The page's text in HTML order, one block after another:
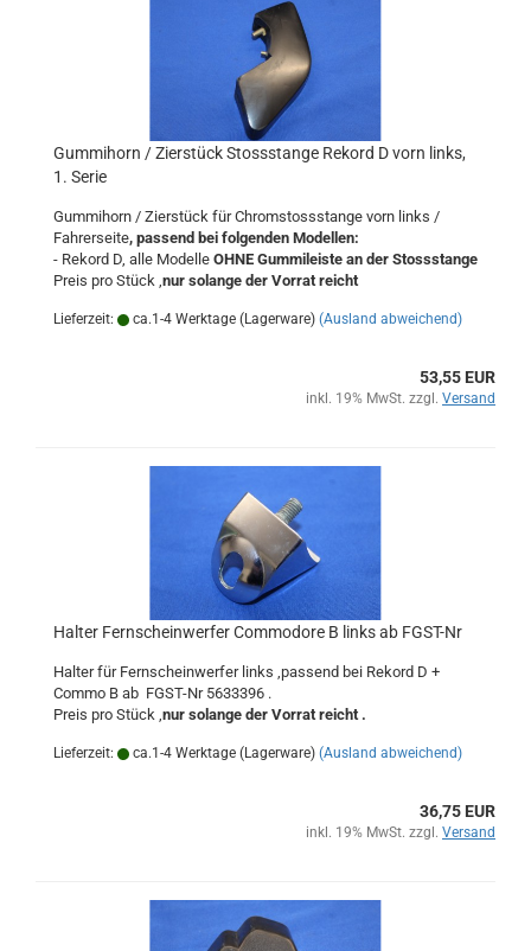
Gummihorn / Zierstück Stossstange Rekord D vorn links,
1. Serie
Gummihorn / Zierstück für Chromstossstange vorn links /
Fahrerseite, passend bei folgenden Modellen:
- Rekord D, alle Modelle OHNE Gummileiste an der Stossstange
Preis pro Stück ,nur solange der Vorrat reicht
Lieferzeit: ca.1-4 Werktage (Lagerware) (Ausland abweichend)
53,55 EUR
inkl. 19% MwSt. zzgl. Versand
Halter Fernscheinwerfer Commodore B links ab FGST-Nr
Halter für Fernscheinwerfer links ,passend bei Rekord D +
Commo B ab FGST-Nr 5633396 .
Preis pro Stück ,nur solange der Vorrat reicht .
Lieferzeit: ca.1-4 Werktage (Lagerware) (Ausland abweichend)
36,75 EUR
inkl. 19% MwSt. zzgl. Versand